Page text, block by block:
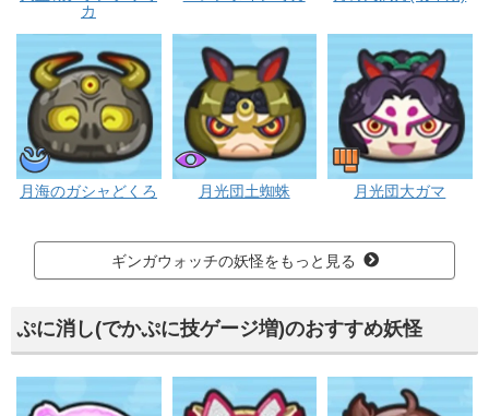
カ
ウスラカゲ
月海のガシャどくろ
ブキミー
月光団土蜘蛛
ゴーケツ
月光団大ガマ
ギンガウォッチの妖怪をもっと見る
ぷに消し(でかぷに技ゲージ増)のおすすめ妖怪